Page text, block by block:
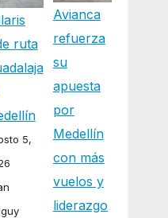
ruta
5,
Avianca
refuerza
su
apuesta
por
Medellín
con más
vuelos y
liderazgo